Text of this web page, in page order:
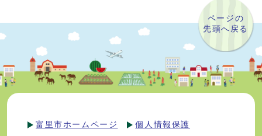
ページの
先頭へ戻る
富里市ホームページ 個人情報保護